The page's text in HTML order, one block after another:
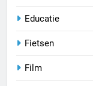
Educatie
Fietsen
Film